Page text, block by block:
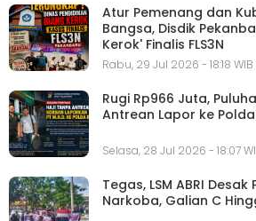
Atur Pemenang dan
Bangsa, Disdik
Kerok' Finalis FLS3N
Rabu, 29 Jul 2026 - 18:18 WIB
Rugi Rp966 Juta,
Antrean Lapor ke Polda
Selasa, 28 Jul 2026 - 18:07
Tegas, LSM ABRI
Narkoba, Galian C